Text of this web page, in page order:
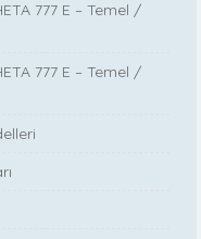
777 E – Temel /
777 E – Temel /